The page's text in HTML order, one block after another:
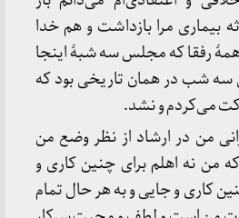
بیماری مرا بازداشت و هم خدا
رفقا که مجلس سه‌ شبهٔ اینجا
سه شب در همان تاریخی بود که
می‌کردم و نشد.
من در ارشاد از نظر وضع من
من نه اهلم برای چنین کاری و
کاری و جایی و به هر حال تمام